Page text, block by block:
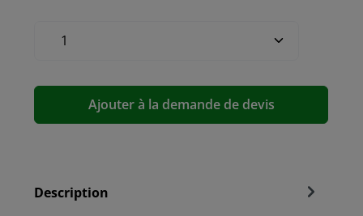
Ajouter à la demande de devis
Description